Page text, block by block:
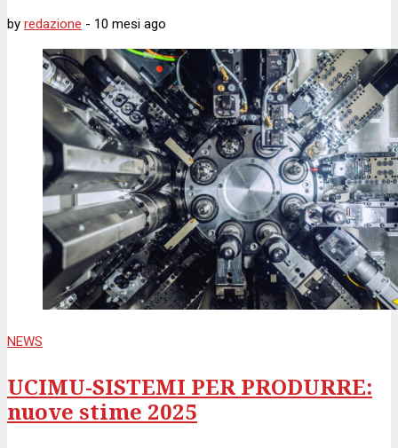
by redazione - 10 mesi ago
NEWS
UCIMU-SISTEMI PER PRODURRE:
nuove stime 2025